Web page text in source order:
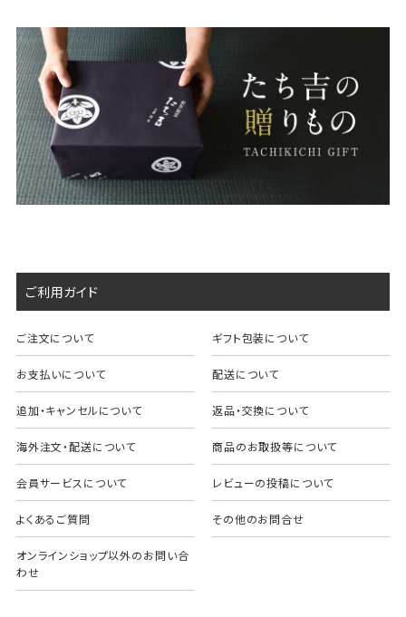
ご利用ガイド
ご注文について ギフト包装について
お支払いについて 配送について
追加・キャンセルについて 返品・交換について
海外注文・配送について 商品のお取扱等について
会員サービスについて レビューの投稿について
よくあるご質問 その他のお問合せ
オンラインショップ以外のお問い合
わせ